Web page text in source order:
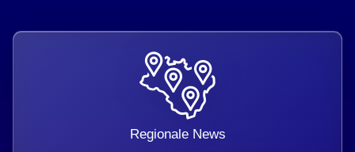
Regionale News